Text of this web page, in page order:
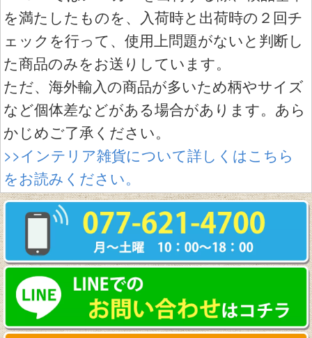
を満たしたものを、入荷時と出荷時の２回チ
ェックを行って、使用上問題がないと判断し
た商品のみをお送りしています。
ただ、海外輸入の商品が多いため柄やサイズ
など個体差などがある場合があります。あら
かじめご了承ください。
>>インテリア雑貨について詳しくはこちら
をお読みください。